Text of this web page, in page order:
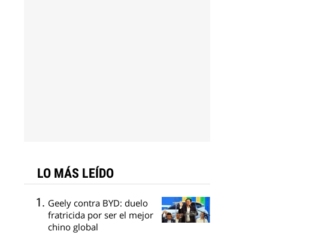
LO MÁS LEÍDO
Geely contra BYD: duelo
fratricida por ser el mejor
chino global